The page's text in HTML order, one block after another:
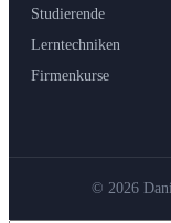
Studierende
Lerntechniken
Firmenkurse
© 2026